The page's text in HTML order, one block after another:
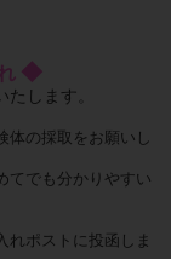
◆
します。
体の採取をお願いし
てでも分かりやすい
れポストに投函しま